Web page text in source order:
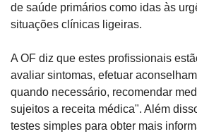
de saúde primários como idas às
situações clínicas ligeiras.
A OF diz que estes profissionais
avaliar sintomas, efetuar
quando necessário, recomendar
sujeitos a receita médica". Além
testes simples para obter mais